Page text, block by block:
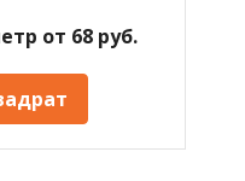
от 68 руб.